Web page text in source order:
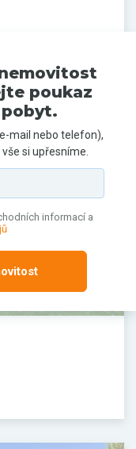
poukaz
mail nebo telefon),
si upřesníme.
informací a